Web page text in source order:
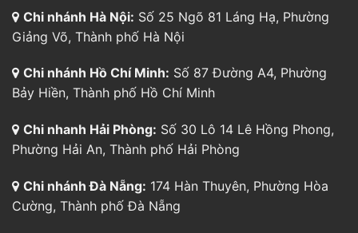
Chi nhánh Hà Nội: Số 25 Ngõ 81 Láng Hạ, Phường
Giảng Võ, Thành phố Hà Nội
Chi nhánh Hồ Chí Minh: Số 87 Đường A4, Phường
Bảy Hiền, Thành phố Hồ Chí Minh
Chi nhanh Hải Phòng: Số 30 Lô 14 Lê Hồng Phong,
Phường Hải An, Thành phố Hải Phòng
Chi nhánh Đà Nẵng: 174 Hàn Thuyên, Phường Hòa
Cường, Thành phố Đà Nẵng